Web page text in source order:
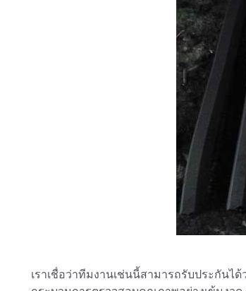
เราเชื่อว่าทีมงานเช่นนี้สามารถรับประกันไ